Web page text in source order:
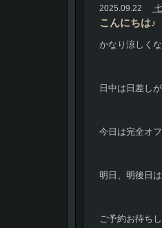
2025.09.22
こんにちは♪
かなり涼しく
日中は日差し
今日は完全オ
明日、明後日
ご予約お待ち